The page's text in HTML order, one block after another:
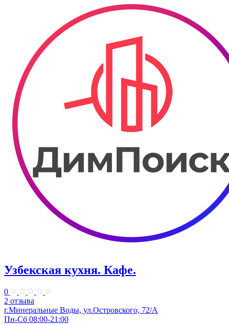
Узбекская кухня. Кафе.
0
2 отзыва
г.Минеральные Воды, ул.Островского, 72/А
Пн-Сб 08:00-21:00